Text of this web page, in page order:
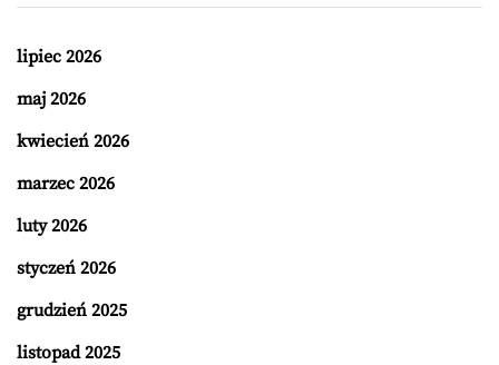
lipiec 2026
maj 2026
kwiecień 2026
marzec 2026
luty 2026
styczeń 2026
grudzień 2025
listopad 2025